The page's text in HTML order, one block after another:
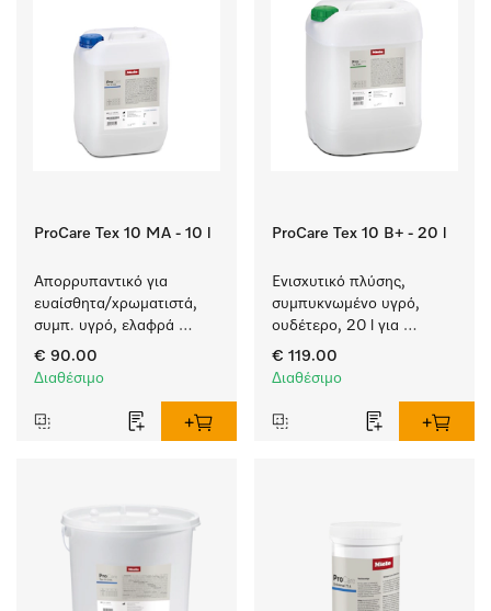
ProCare Tex 10 MA - 10 l
Απορρυπαντικό για
ευαίσθητα/χρωματιστά,
συμπ. υγρό, ελαφρά
αλκαλικό, 10 l για το
πλύσιμο χρωματιστών
ευαίσθητων υφασμάτων.
€ 90.00
Διαθέσιμο
ProCare Tex 10 B+ - 20 l
Ενισχυτικό πλύσης,
συμπυκνωμένο υγρό,
ουδέτερο, 20 l για
αποτελεσματική
αφαίρεση των λιπαρών
€ 119.00
Διαθέσιμο